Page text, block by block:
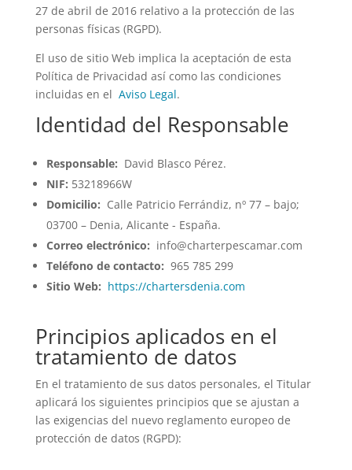
27 de abril de 2016 relativo a la protección de las
personas físicas (RGPD).
El uso de sitio Web implica la aceptación de esta
Política de Privacidad así como las condiciones
incluidas en el Aviso Legal.
Identidad del Responsable
Responsable: David Blasco Pérez.
NIF: 53218966W
Domicilio: Calle Patricio Ferrándiz, nº 77 – bajo;
03700 – Denia, Alicante - España.
Correo electrónico: info@charterpescamar.com
Teléfono de contacto: 965 785 299
Sitio Web: https://chartersdenia.com
Principios aplicados en el
tratamiento de datos
En el tratamiento de sus datos personales, el Titular
aplicará los siguientes principios que se ajustan a
las exigencias del nuevo reglamento europeo de
protección de datos (RGPD):